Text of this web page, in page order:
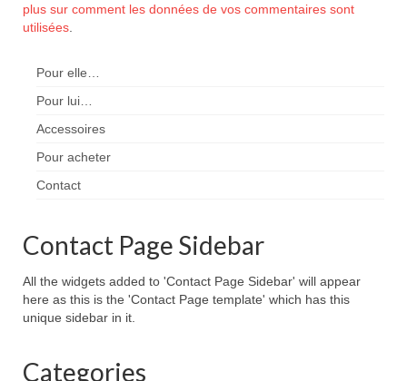
plus sur comment les données de vos commentaires sont
utilisées
Pour elle…
Pour lui…
Accessoires
Pour acheter
Contact
Contact Page Sidebar
All the widgets added to 'Contact Page Sidebar' will appear
here as this is the 'Contact Page template' which has this
unique sidebar in it.
Categories